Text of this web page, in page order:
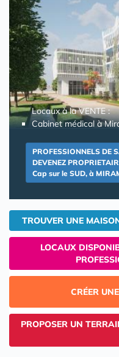
Locaux à la VENTE :
Cabinet médical à
PROFESSIONNELS DE
DEVENEZ
Cap sur le SUD, à
TROUVER UNE
LOCAUX
CRÉER
PROPOSER UN